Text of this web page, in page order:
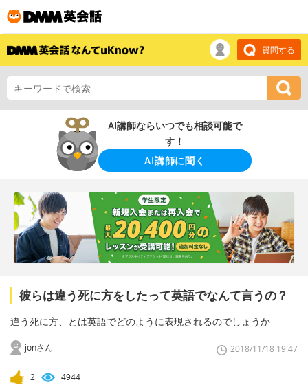
質問する
AI講師ならいつでも相談可能で
す！
AI講師に聞く
彼らは違う死に方をしたって英語でなんて言うの？
違う死に方、とは英語でどのように表現されるのでしょうか
jonさん 2018/11/18 19:47
2 4944